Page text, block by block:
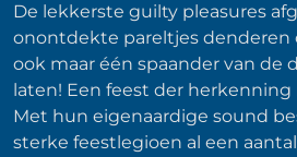
De lekkerste guilty pleasures
onontdekte pareltjes denderen
ook maar één spaander van de
laten! Een feest der herkenning
Met hun eigenaardige sound
sterke feestlegioen al een